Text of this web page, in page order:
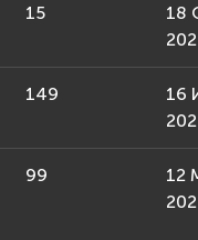
15
18
149
16
99
12